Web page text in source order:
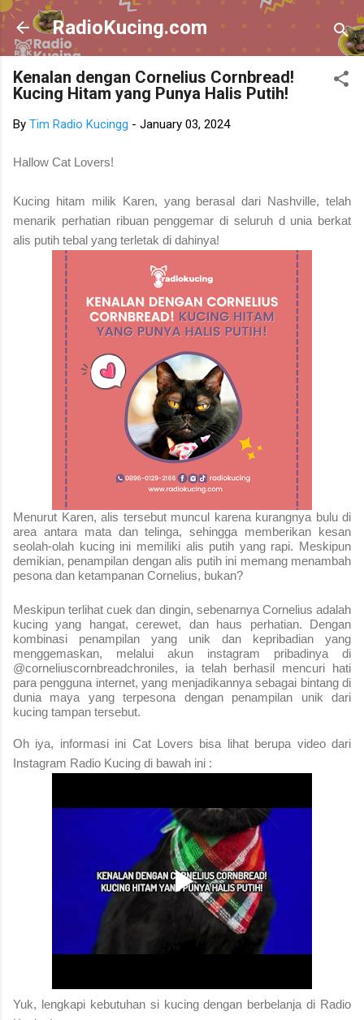
Skip to main content
RadioKucing.com
Kenalan dengan Cornelius Cornbread!
Kucing Hitam yang Punya Halis Putih!
By Tim Radio Kucingg - January 03, 2024
Hallow Cat Lovers!
Kucing hitam milik Karen, yang berasal dari Nashville, telah
menarik perhatian ribuan penggemar di seluruh d unia berkat
alis putih tebal yang terletak di dahinya!
Menurut Karen, alis tersebut muncul karena kurangnya bulu di
area antara mata dan telinga, sehingga memberikan kesan
seolah-olah kucing ini memiliki alis putih yang rapi. Meskipun
demikian, penampilan dengan alis putih ini memang menambah
pesona dan ketampanan Cornelius, bukan?
Meskipun terlihat cuek dan dingin, sebenarnya Cornelius adalah
kucing yang hangat, cerewet, dan haus perhatian. Dengan
kombinasi penampilan yang unik dan kepribadian yang
menggemaskan, melalui akun instagram pribadinya di
@corneliuscornbreadchroniles, ia telah berhasil mencuri hati
para pengguna internet, yang menjadikannya sebagai bintang di
dunia maya yang terpesona dengan penampilan unik dari
kucing tampan tersebut.
Oh iya, informasi ini Cat Lovers bisa lihat berupa video dari
Instagram Radio Kucing di bawah ini :
Yuk, lengkapi kebutuhan si kucing dengan berbelanja di Radio